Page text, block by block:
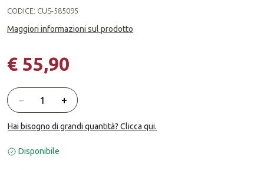
CODICE: CUS-585095
Maggiori informazioni sul prodotto
€ 55,90
Quantità
− +
Hai bisogno di grandi quantità? Clicca qui.
Disponibile